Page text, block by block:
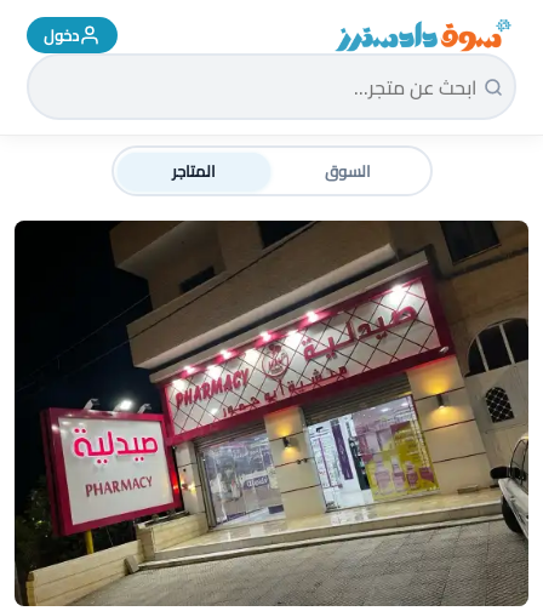
سوق دادسترز الرئيسية دخول
السوق المتاجر